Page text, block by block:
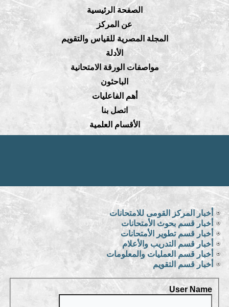
الصفحة الرئيسية
عن المركز
المجلة المصرية للقياس والتقويم
الأدلة
مواصفات الورقة الامتحانية
الباحثون
أهم الفاعليات
اتصل بنا
الأقسام العلمية
أخبار المركز القومى للامتحانات
أخبار قسم بحوث الأمتحانات
أخبار قسم تطوير الأمتحانات
أخبار قسم التدريب والأعلام
أخبار قسم العمليات والمعلومات
أخبار قسم التقويم
User Name